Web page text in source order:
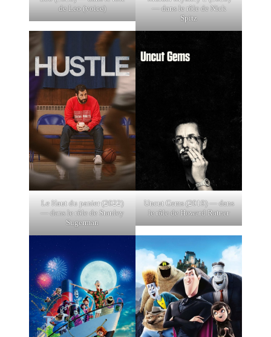
de Leo (voice)
— dans le rôle de Nick
Spitz
Le Haut du panier (2022)
— dans le rôle de Stanley
Sugerman
Uncut Gems (2019) — dans
le rôle de Howard Ratner